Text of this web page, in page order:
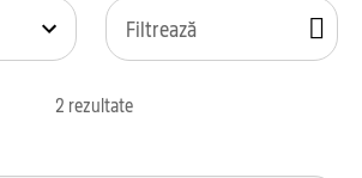
2 rezultate
Filtrează